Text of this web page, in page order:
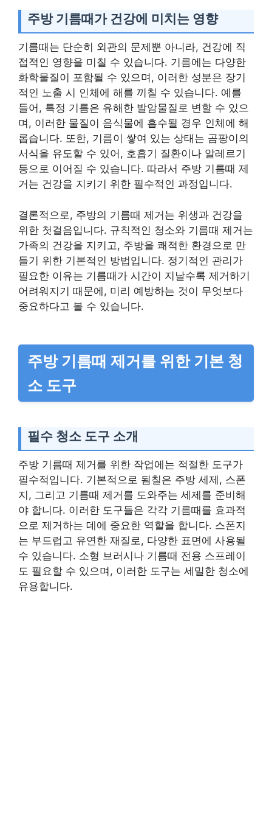
주방 기름때가 건강에 미치는 영향
기름때는 단순히 외관의 문제뿐 아니라, 건강에 직
접적인 영향을 미칠 수 있습니다. 기름에는 다양한
화학물질이 포함될 수 있으며, 이러한 성분은 장기
적인 노출 시 인체에 해를 끼칠 수 있습니다. 예를
들어, 특정 기름은 유해한 발암물질로 변할 수 있으
며, 이러한 물질이 음식물에 흡수될 경우 인체에 해
롭습니다. 또한, 기름이 쌓여 있는 상태는 곰팡이의
서식을 유도할 수 있어, 호흡기 질환이나 알레르기
등으로 이어질 수 있습니다. 따라서 주방 기름때 제
거는 건강을 지키기 위한 필수적인 과정입니다.
결론적으로, 주방의 기름때 제거는 위생과 건강을
위한 첫걸음입니다. 규칙적인 청소와 기름때 제거는
가족의 건강을 지키고, 주방을 쾌적한 환경으로 만
들기 위한 기본적인 방법입니다. 정기적인 관리가
필요한 이유는 기름때가 시간이 지날수록 제거하기
어려워지기 때문에, 미리 예방하는 것이 무엇보다
중요하다고 볼 수 있습니다.
주방 기름때 제거를 위한 기본 청
소 도구
필수 청소 도구 소개
주방 기름때 제거를 위한 작업에는 적절한 도구가
필수적입니다. 기본적으로 됨칠은 주방 세제, 스폰
지, 그리고 기름때 제거를 도와주는 세제를 준비해
야 합니다. 이러한 도구들은 각각 기름때를 효과적
으로 제거하는 데에 중요한 역할을 합니다. 스폰지
는 부드럽고 유연한 재질로, 다양한 표면에 사용될
수 있습니다. 소형 브러시나 기름때 전용 스프레이
도 필요할 수 있으며, 이러한 도구는 세밀한 청소에
유용합니다.